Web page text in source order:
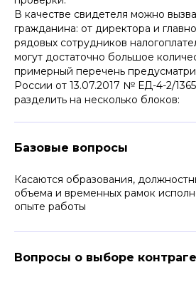
В качестве свидетеля можно
гражданина: от директора и
рядовых сотрудников
могут достаточно большое
примерный перечень
России от 13.07.2017 № ЕД-4-2/
разделить на несколько блоков:
Базовые вопросы
Касаются образования,
объема и временных рамок
опыте работы
Вопросы о выборе